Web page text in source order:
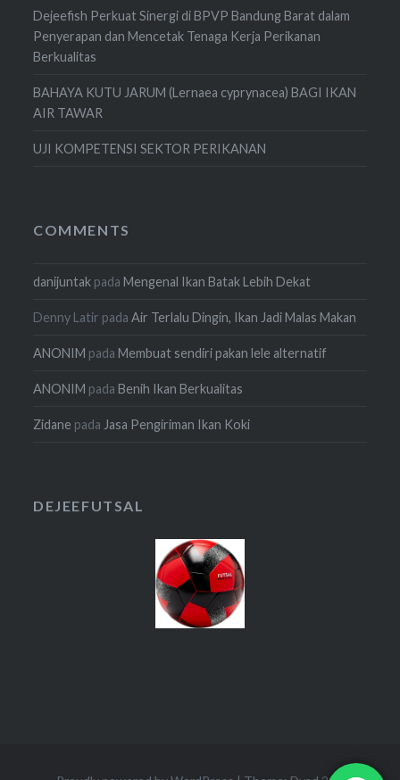
Dejeefish Perkuat Sinergi di BPVP Bandung Barat dalam
Penyerapan dan Mencetak Tenaga Kerja Perikanan
Berkualitas
BAHAYA KUTU JARUM (Lernaea cyprynacea) BAGI IKAN
AIR TAWAR
UJI KOMPETENSI SEKTOR PERIKANAN
COMMENTS
danijuntak padaMengenal Ikan Batak Lebih Dekat
Denny Latir padaAir Terlalu Dingin, Ikan Jadi Malas Makan
ANONIM padaMembuat sendiri pakan lele alternatif
ANONIM padaBenih Ikan Berkualitas
Zidane pada Jasa Pengiriman Ikan Koki
DEJEEFUTSAL